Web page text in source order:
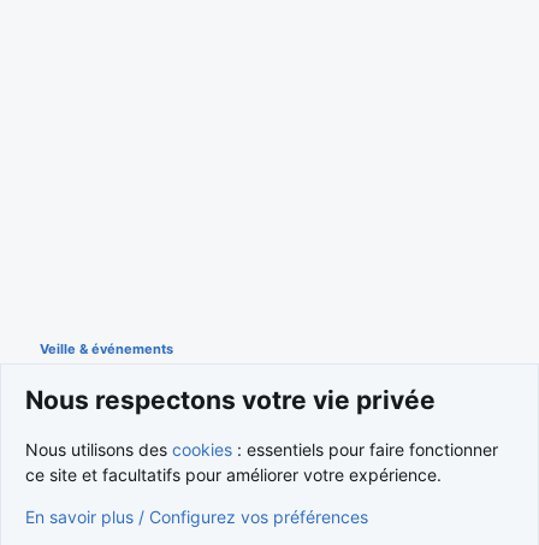
Veille & événements
Cookies
Nous contacter
Conditions et règlement
Nous respectons votre vie privée
Nous utilisons des cookies : essentiels pour faire fonctionner
ce site et facultatifs pour améliorer votre expérience.
En savoir plus / Configurez vos préférences